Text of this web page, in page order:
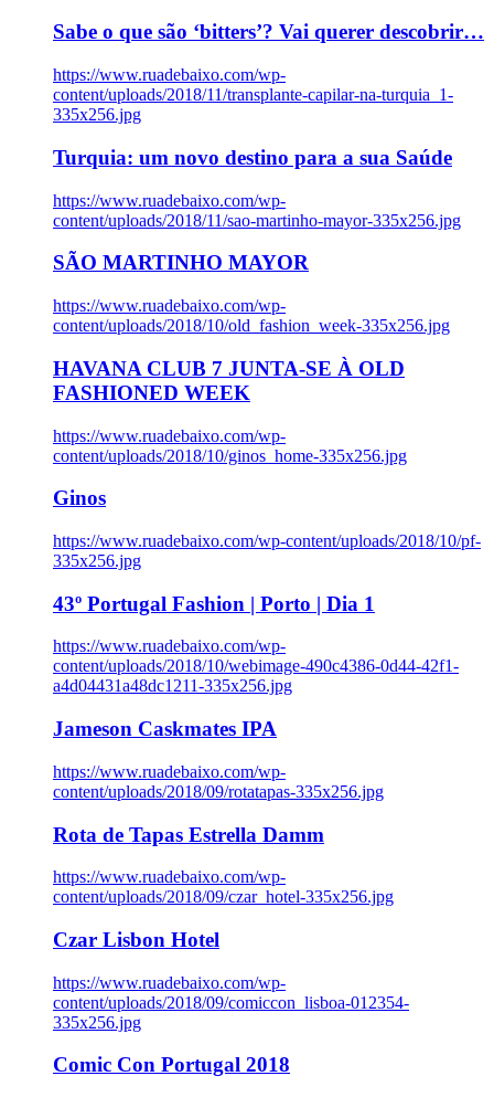
Sabe o que são ‘bitters’? Vai querer descobrir…
https://www.ruadebaixo.com/wp-
content/uploads/2018/11/transplante-capilar-na-turquia_1-
335x256.jpg
Turquia: um novo destino para a sua Saúde
https://www.ruadebaixo.com/wp-
content/uploads/2018/11/sao-martinho-mayor-335x256.jpg
SÃO MARTINHO MAYOR
https://www.ruadebaixo.com/wp-
content/uploads/2018/10/old_fashion_week-335x256.jpg
HAVANA CLUB 7 JUNTA-SE À OLD
FASHIONED WEEK
https://www.ruadebaixo.com/wp-
content/uploads/2018/10/ginos_home-335x256.jpg
Ginos
https://www.ruadebaixo.com/wp-content/uploads/2018/10/pf-
335x256.jpg
43º Portugal Fashion | Porto | Dia 1
https://www.ruadebaixo.com/wp-
content/uploads/2018/10/webimage-490c4386-0d44-42f1-
a4d04431a48dc1211-335x256.jpg
Jameson Caskmates IPA
https://www.ruadebaixo.com/wp-
content/uploads/2018/09/rotatapas-335x256.jpg
Rota de Tapas Estrella Damm
https://www.ruadebaixo.com/wp-
content/uploads/2018/09/czar_hotel-335x256.jpg
Czar Lisbon Hotel
https://www.ruadebaixo.com/wp-
content/uploads/2018/09/comiccon_lisboa-012354-
335x256.jpg
Comic Con Portugal 2018